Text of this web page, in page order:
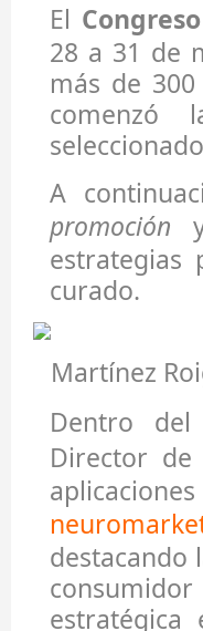
El
28 a 31 de
más de
comenzó
A
promoción
estrategias
curado.
Martínez
Dentro
Director de
destacando
estratégica